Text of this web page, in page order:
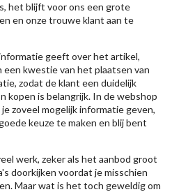
het blijft voor ons een grote
en onze trouwe klant aan te
geeft over het artikel,
kwestie van het plaatsen van
zodat de klant een duidelijk
kopen is belangrijk. In de webshop
zoveel mogelijk informatie geven,
keuze te maken en blij bent
werk, zeker als het aanbod groot
doorkijken voordat je misschien
Maar wat is het toch geweldig om